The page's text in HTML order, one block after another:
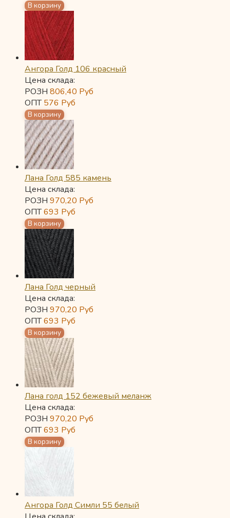
Ангора Голд 106 красный
Цена склада:
РОЗН 806,40 Руб
ОПТ576 Руб
Лана Голд 585 камень
Цена склада:
РОЗН 970,20 Руб
ОПТ693 Руб
Лана Голд черный
Цена склада:
РОЗН 970,20 Руб
ОПТ693 Руб
Лана голд 152 бежевый меланж
Цена склада:
РОЗН 970,20 Руб
ОПТ693 Руб
Ангора Голд Симли 55 белый